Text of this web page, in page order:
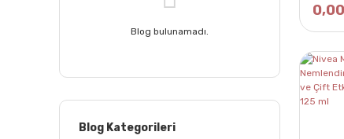
Blog bulunamadı.
Blog Kategorileri